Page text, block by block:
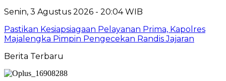
Senin, 3 Agustus 2026 - 20:04 WIB
Pastikan Kesiapsiagaan Pelayanan Prima, Kapolres
Majalengka Pimpin Pengecekan Randis Jajaran
Berita Terbaru